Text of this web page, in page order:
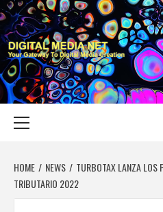
Skip
to
content
YOUR GATEWAY TO DIGITAL MEDIA
HOME NEWS
TURBOTAX LANZA LOS
TRIBUTARIO 2022